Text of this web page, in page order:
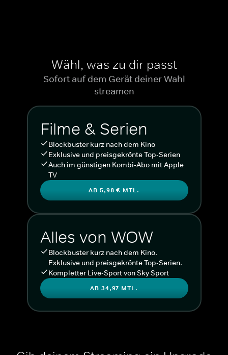
Wähl, was zu dir passt
Sofort auf dem Gerät deiner Wahl
streamen
Filme & Serien
Blockbuster kurz nach dem Kino
Exklusive und preisgekrönte Top-Serien
Auch im günstigen Kombi-Abo mit Apple
TV
AB 5,98 € MTL.
Alles von WOW
Blockbuster kurz nach dem Kino.
Exklusive und preisgekrönte Top-Serien.
Kompletter Live-Sport von Sky Sport
AB 34,97 MTL.